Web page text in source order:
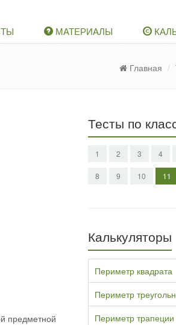
МАТЕРИАЛЫ
Главная
предметной
Тесты по
1 2 3 4
8 9 10 11
Калькуляторы
Периметр квадрата
Периметр
Периметр трапеции